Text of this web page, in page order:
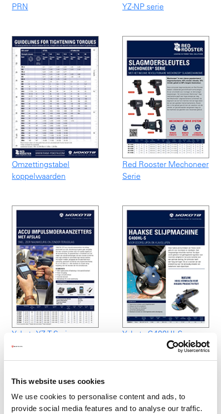
This website uses cookies
We use cookies to personalise content and ads, to
provide social media features and to analyse our traffic.
PRN
YZ-NP serie
Omzettingstabel
koppelwaarden
Red Rooster Mechoneer
Serie
Yokota YZ-T Serie
Yokota G400HL-S
Haakse slijpmachine